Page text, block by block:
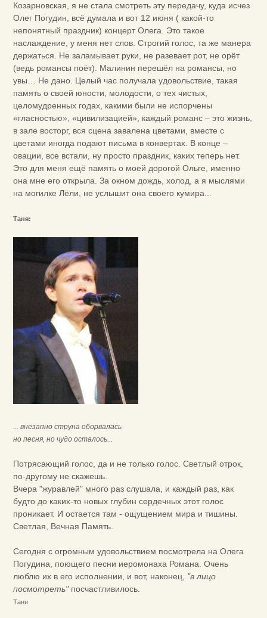
Козарновская, я не стала смотреть эту передачу, куда исчез
Олег Погудин, всё думала и вот 12 июня ( какой-то
непонятный праздник) концерт Олега. Это такое
наслаждение, у меня нет слов. Строгий голос, та же манера
держаться. Не заламывает руки, не разевает рот, не орёт
(ведь романсы поёт). Малинин перешёл на романсы, но
увы… Не дано. Целый час получала удовольствие, такая
память о своей юности, молодости, о тех чистых,
целомудренных годах, какими были не испорчены
«гласностью», «цивилизацией», каждый романс – это жизнь,
в зале восторг, вся сцена завалена цветами, вместе с
цветами иногда подают письма в конвертах. В конце –
овации, все встали, ну просто праздник, каких теперь нет.
Это для меня ещё память о моей дорогой Ольге, именно
она мне его открыла. За окном дождь, холод, а я мыслями
на могилке Лёли, не услышит она своего кумира...
Таня:
... внезапно струна оборвалась
но песня, но чудо осталось...
Потрясающий голос, да и не только голос. Светлый отрок,
по-другому не скажешь.
Вчера "журавлей" много раз слушала, и каждый раз, как
будто до каких-то новых глубин сердечных этот голос
проникает. И остается там - ощущением мира и тишины.
Светлая, Вечная Память.
Сегодня с огромным удовольствием посмотрела на Олега
Погудина, поющего песни иеромонаха Романа. Очень
люблю их в его исполнении, и вот, наконец, "в лицо
посмотреть"посчастливилось.
Таня